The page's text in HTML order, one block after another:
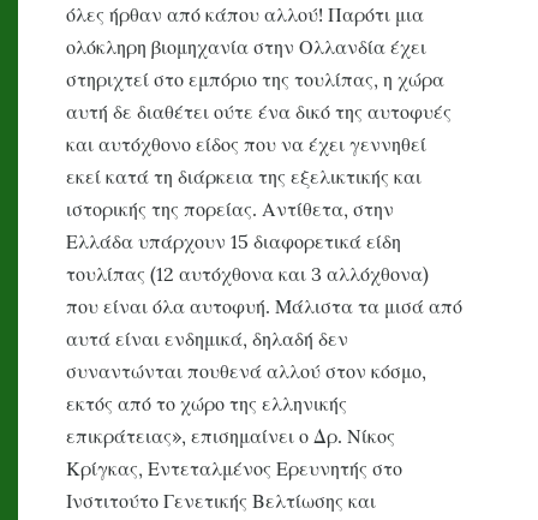
όλες ήρθαν από κάπου αλλού! Παρότι μια
ολόκληρη βιομηχανία στην Ολλανδία έχει
στηριχτεί στο εμπόριο της τουλίπας, η χώρα
αυτή δε διαθέτει ούτε ένα δικό της αυτοφυές
και αυτόχθονο είδος που να έχει γεννηθεί
εκεί κατά τη διάρκεια της εξελικτικής και
ιστορικής της πορείας. Αντίθετα, στην
Ελλάδα υπάρχουν 15 διαφορετικά είδη
τουλίπας (12 αυτόχθονα και 3 αλλόχθονα)
που είναι όλα αυτοφυή. Μάλιστα τα μισά από
αυτά είναι ενδημικά, δηλαδή δεν
συναντώνται πουθενά αλλού στον κόσμο,
εκτός από το χώρο της ελληνικής
επικράτειας», επισημαίνει ο Δρ. Νίκος
Κρίγκας, Εντεταλμένος Ερευνητής στο
Ινστιτούτο Γενετικής Βελτίωσης και